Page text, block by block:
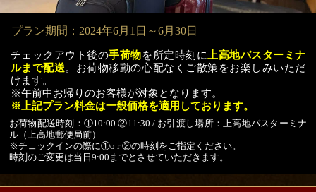
プラン期間：2024年6月1日～6月30日
チェックアウト後の手荷物を所定時刻に
上高地バスターミナ
ルまで配送。お荷物移動の心配なくご散策をお楽しみいただ
けます。
※午前中お帰りのお客様が対象となります。
※上記プラン料金は一般価格を適用しております。
お荷物配送時刻：①10:00 ②11:30 / お引渡し場所：上高地バスターミナ
ル（上高地郵便局前）
※チェックインの際に①o r ②の時刻をご指定ください。
時刻のご変更は当日9:00までとさせていただきます。